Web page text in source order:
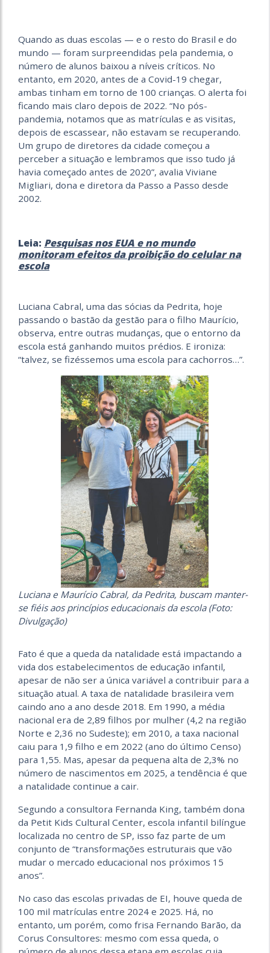
Quando as duas escolas — e o resto do Brasil e do
mundo — foram surpreendidas pela pandemia, o
número de alunos baixou a níveis críticos. No
entanto, em 2020, antes de a Covid-19 chegar,
ambas tinham em torno de 100 crianças. O alerta foi
ficando mais claro depois de 2022. “No pós-
pandemia, notamos que as matrículas e as visitas,
depois de escassear, não estavam se recuperando.
Um grupo de diretores da cidade começou a
perceber a situação e lembramos que isso tudo já
havia começado antes de 2020”, avalia Viviane
Migliari, dona e diretora da Passo a Passo desde
2002.
Leia: Pesquisas nos EUA e no mundo
monitoram efeitos da proibição do celular na
escola
Luciana Cabral, uma das sócias da Pedrita, hoje
passando o bastão da gestão para o filho Maurício,
observa, entre outras mudanças, que o entorno da
escola está ganhando muitos prédios. E ironiza:
“talvez, se fizéssemos uma escola para cachorros…”.
Luciana e Maurício Cabral, da Pedrita, buscam manter-
se fiéis aos princípios educacionais da escola (Foto:
Divulgação)
Fato é que a queda da natalidade está impactando a
vida dos estabelecimentos de educação infantil,
apesar de não ser a única variável a contribuir para a
situação atual. A taxa de natalidade brasileira vem
caindo ano a ano desde 2018. Em 1990, a média
nacional era de 2,89 filhos por mulher (4,2 na região
Norte e 2,36 no Sudeste); em 2010, a taxa nacional
caiu para 1,9 filho e em 2022 (ano do último Censo)
para 1,55. Mas, apesar da pequena alta de 2,3% no
número de nascimentos em 2025, a tendência é que
a natalidade continue a cair.
Segundo a consultora Fernanda King, também dona
da Petit Kids Cultural Center, escola infantil bilíngue
localizada no centro de SP, isso faz parte de um
conjunto de “transformações estruturais que vão
mudar o mercado educacional nos próximos 15
anos”.
No caso das escolas privadas de EI, houve queda de
100 mil matrículas entre 2024 e 2025. Há, no
entanto, um porém, como frisa Fernando Barão, da
Corus Consultores: mesmo com essa queda, o